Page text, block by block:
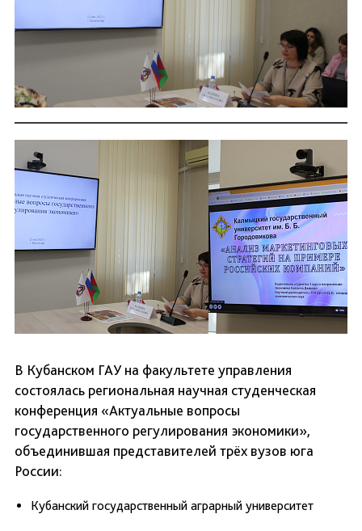
В Кубанском ГАУ на факультете управления
состоялась региональная научная студенческая
конференция «Актуальные вопросы
государственного регулирования экономики»,
объединившая представителей трёх вузов юга
России:
Кубанский государственный аграрный университет